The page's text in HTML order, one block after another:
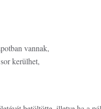
vannak,
kerülhet,